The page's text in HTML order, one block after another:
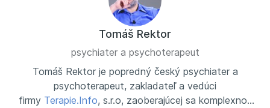
Tomáš Rektor
psychiater a psychoterapeut
Tomáš Rektor je popredný český psychiater a
psychoterapeut, zakladateľ a vedúci
firmy Terapie.Info, s.r.o, zaoberajúcej sa komplexnou